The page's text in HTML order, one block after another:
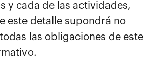
y cada de las actividades,
este detalle supondrá no
las obligaciones de este